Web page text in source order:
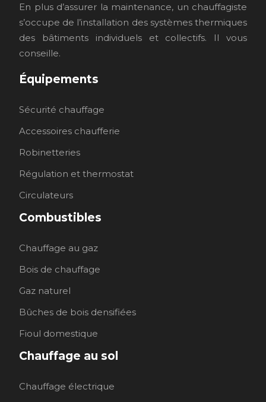
En plus d’assurer la maintenance, un chauffagiste
s’occupe de l’installation des systèmes thermiques
des bâtiments individuels et collectifs. Il vous
conseille.
Équipements
Sécurité chauffage
Accessoires chaufferie
Robinetteries
Régulation et thermostat
Circulateurs
Combustibles
Chauffage au gaz
Bois de chauffage
Gaz naturel
Bûches de bois densifiées
Fioul domestique
Chauffage au sol
Chauffage électrique